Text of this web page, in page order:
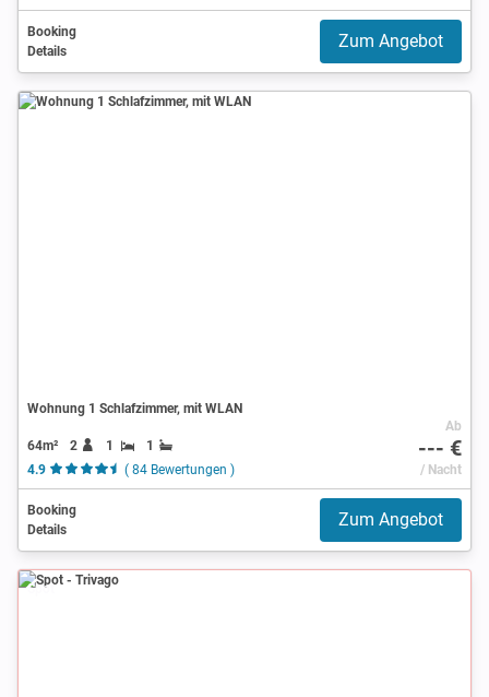
Booking
Details
Zum Angebot
Wohnung 1 Schlafzimmer, mit WLAN
64m² 2 1
1
4.9
( 84 Bewertungen )
Ab
--- €
/ Nacht
Booking
Details
Zum Angebot
Spot